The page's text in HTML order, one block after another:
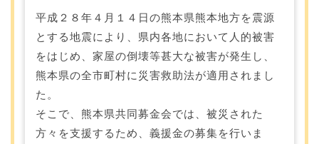
平成２８年４月１４日の熊本県熊本地方を震源
とする地震により、県内各地において人的被害
をはじめ、家屋の倒壊等甚大な被害が発生し、
熊本県の全市町村に災害救助法が適用されまし
た。
そこで、熊本県共同募金会では、被災された
方々を支援するため、義援金の募集を行いま